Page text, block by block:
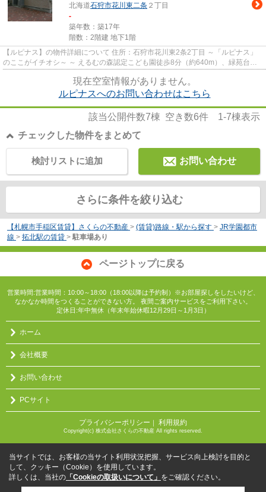
北海道石狩市花川東二条 ２丁目
-
築年数：築17年
階数：2階建 地下1階
【ルピナス】の物件詳細について 住所：石狩市花川東2条2丁目 ～「ルピナス」
のここがイチオシ～ ～ えるむの森認定こども園徒歩8分（約640m）、緑苑台認
現在空室情報がありません。
ルピナスへのお問い合わせはこちら
該当公開件数7棟 空き数6件 1-7棟表示
チェックした物件をまとめて
お問い合わせ
検討リストに追加
さらに条件を絞り込む
【札幌市手稲区賃貸】さくらの不動産 > (賃貸)路線・駅から探す > JR学園都市
線 > 拓北駅の賃貸 > 駐車場あり
ページトップに戻る
営業時間:営業時間：10:00～18:00（18:00以降は予約制）※お部屋探しをしたいけど、
なかなか時間をつくることができない方。 夜間ご案内サービスをご利用下さい。
定休日:年中無休（年末年始休暇12月29日～1月3日）
ホーム
会社概要
お問い合わせ
PCサイト
プライバシーポリシー ｜ 利用規約
Copyright(c) 株式会社さくらの不動産 All rights reserved.
当サイトでは、お客様の当サイト利用状況把握、サービス向上検討を目的と
して、クッキー（Cookie）を使用しています。
詳しくは、当社の 「Cookieの取扱いについて」 をご確認ください。